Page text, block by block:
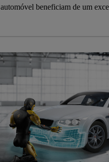
automóvel beneficiam de um